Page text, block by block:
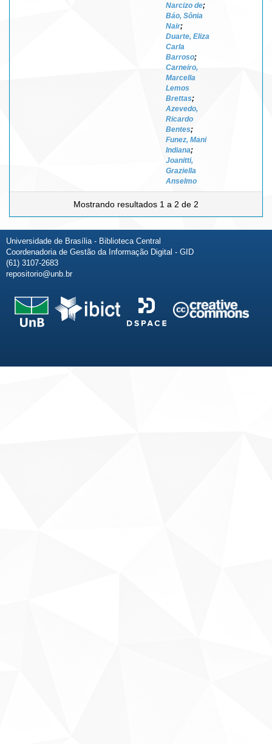
Narcizo de;
Báo, Sônia
Nair;
Duarte, Eliza
Carla
Barroso;
Carneiro,
Marcella
Lemos
Brettas;
Azevedo,
Ricardo
Bentes;
Funez, Mani
Indiana;
Joanitti,
Graziella
Anselmo
Mostrando resultados 1 a 2 de 2
Universidade de Brasília - Biblioteca Central
Coordenadoria de Gestão da Informação Digital - GID
(61) 3107-2683
repositorio@unb.br